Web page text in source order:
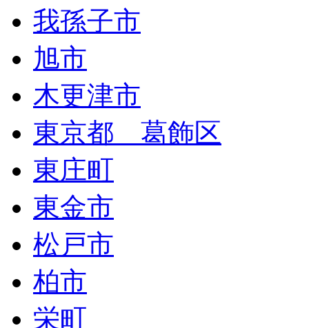
我孫子市
旭市
木更津市
東京都 葛飾区
東庄町
東金市
松戸市
柏市
栄町